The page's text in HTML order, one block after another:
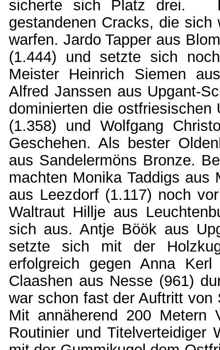
sicherte sich Platz drei.
gestandenen Cracks, die
warfen. Jardo Tapper aus
(1.444) und setzte sich
Meister Heinrich Siemen
Alfred Janssen aus Upgant-
dominierten die ostfriesischen
(1.358) und Wolfgang
Geschehen. Als bester
aus Sandelermöns Bronze.
machten Monika Taddigs aus
aus Leezdorf (1.117) noch
Waltraut Hillje aus
sich aus. Antje Böök aus
setzte sich mit der
erfolgreich gegen Anna
Claashen aus Nesse (961)
war schon fast der Auftritt von
Mit annäherend 200 Metern
Routinier und Titelverteidiger